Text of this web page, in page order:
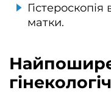
матки.